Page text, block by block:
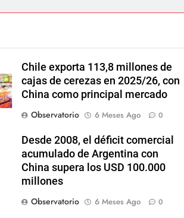
Chile exporta 113,8 millones de
cajas de cerezas en 2025/26, con
China como principal mercado
Observatorio
6 Meses Ago 0
Desde 2008, el déficit comercial
acumulado de Argentina con
China supera los USD 100.000
millones
Observatorio
6 Meses Ago 0